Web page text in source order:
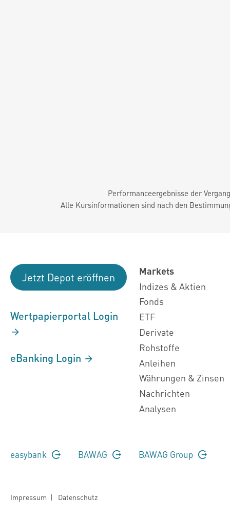
Performanceergebnisse der
Alle Kursinformationen sind nach den
Jetzt Depot eröffnen
Wertpapierportal Login
eBanking Login
Markets
Indizes & Aktien
Fonds
ETF
Derivate
Rohstoffe
Anleihen
Währungen & Zinsen
Nachrichten
Analysen
easybank BAWAG BAWAG Group
Impressum | Datenschutz